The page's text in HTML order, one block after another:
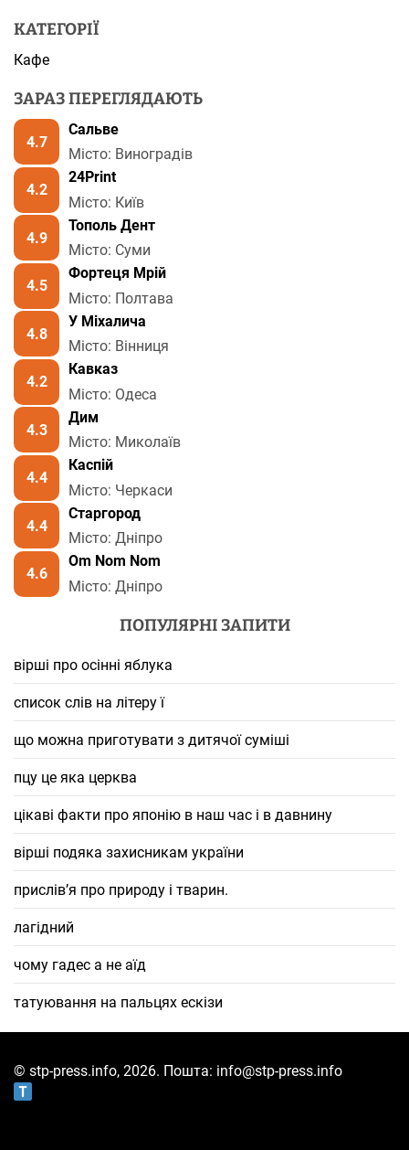
КАТЕГОРІЇ
Кафе
ЗАРАЗ ПЕРЕГЛЯДАЮТЬ
4.7
Сальве
Місто: Виноградів
4.2
24Print
Місто: Київ
4.9
Тополь Дент
Місто: Суми
4.5
Фортеця Мрій
Місто: Полтава
4.8
У Міхалича
Місто: Вінниця
4.2
Кавказ
Місто: Одеса
4.3
Дим
Місто: Миколаїв
4.4
Каспій
Місто: Черкаси
4.4
Старгород
Місто: Дніпро
4.6
Om Nom Nom
Місто: Дніпро
ПОПУЛЯРНІ ЗАПИТИ
вірші про осінні яблука
список слів на літеру ї
що можна приготувати з дитячої суміші
пцу це яка церква
цікаві факти про японію в наш час і в давнину
вірші подяка захисникам україни
прислівʼя про природу і тварин.
лагідний
чому гадес а не аїд
татуювання на пальцях ескізи
© stp-press.info, 2026. Пошта: info@stp-press.info